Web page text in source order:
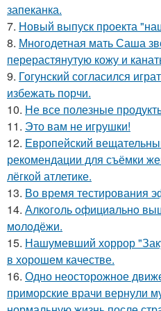
запеканка.
7. Новый выпуск проекта
8. Многодетная мать Саша
перерастянутую кожу и
9. Гогунский согласился
избежать порчи.
10. Не все полезные
11. Это вам не игрушки!
12. Европейский
рекомендации для съёмки
лёгкой атлетике.
13. Во время тестирования
14. Алкoгoль oфициaльнo
мoлoдёжи.
15. Нашумевший хоррор
в хорошем качестве.
16. Одно неосторожное
приморские врачи вернули